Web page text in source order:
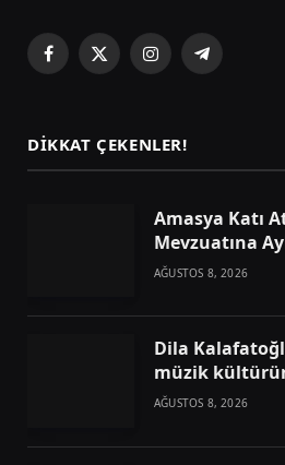
Facebook
X
InstagramTelegram
DIKKAT ÇEKENLER!
Amasya Katı
Mevzuatına
AĞUSTOS 8, 2026
Dila
müzik
AĞUSTOS 8, 2026